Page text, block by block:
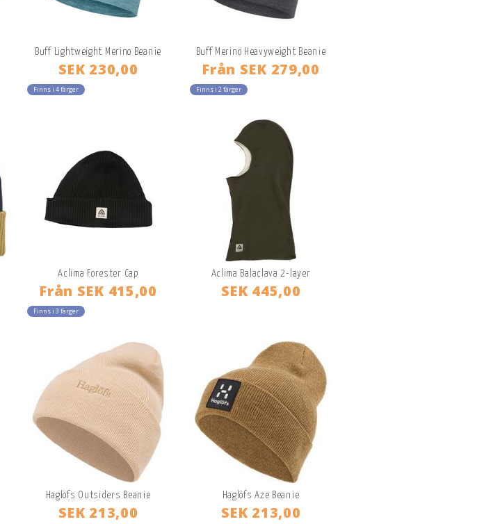
Buff Lightweight Merino Beanie
SEK 230,00
Finns i 4 färger
Buff Merino Heavyweight Beanie
Från SEK 279,00
Finns i 2 färger
Aclima Forester Cap
Från SEK 415,00
Finns i 3 färger
Aclima Balaclava 2-layer
SEK 445,00
Haglöfs Outsiders Beanie
SEK 213,00
Haglöfs Aze Beanie
SEK 213,00